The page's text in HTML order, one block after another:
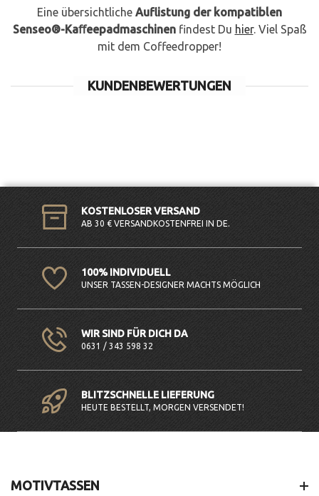
Eine übersichtliche Auflistung der kompatiblen
Senseo®-Kaﬀeepadmaschinenfindest Du hier. Viel Spaß
mit dem Coffeedropper!
KUNDENBEWERTUNGEN
KOSTENLOSER VERSAND
AB 30 € VERSANDKOSTENFREI IN DE.
100% INDIVIDUELL
UNSER TASSEN-DESIGNER MACHTS MÖGLICH
WIR SIND FÜR DICH DA
0631 / 343 598 32
BLITZSCHNELLE LIEFERUNG
HEUTE BESTELLT, MORGEN VERSENDET!
MOTIVTASSEN